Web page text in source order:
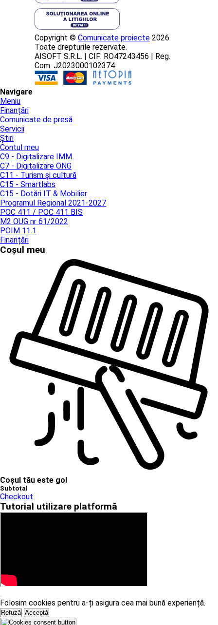
Copyright © Comunicate proiecte 2026.
Toate drepturile rezervate.
AISOFT S.R.L. | CIF: RO47243456 | Reg.
Com. J2023000102374
Navigare
Meniu
Finanțări
Comunicate de presă
Servicii
Știri
Contul meu
C9 - Digitalizare IMM
C7 - Digitalizare ONG
C11 - Turism și cultură
C15 - Smartlabs
C15 - Dotări IT & Mobilier
Programul Regional 2021-2027
POC 411 / POC 411 BIS
M2 OUG nr 61/2022
POIM 11.1
Finanțări
Coșul meu
Coșul tău este gol
Subtotal
Checkout
Tutorial utilizare platformă
Folosim cookies pentru a-ți asigura cea mai bună experiență.
Refuză Acceptă